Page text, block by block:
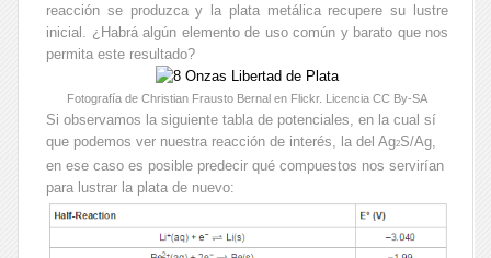
reacción se produzca y la plata metálica recupere su lustre
inicial. ¿Habrá algún elemento de uso común y barato que nos
permita este resultado?
Fotografía de Christian Frausto Bernal en Flickr. Licencia CC By-SA
Si observamos la siguiente tabla de potenciales, en la cual sí
que podemos ver nuestra reacción de interés, la del Ag2S/Ag,
en ese caso es posible predecir qué compuestos nos servirían
para lustrar la plata de nuevo: